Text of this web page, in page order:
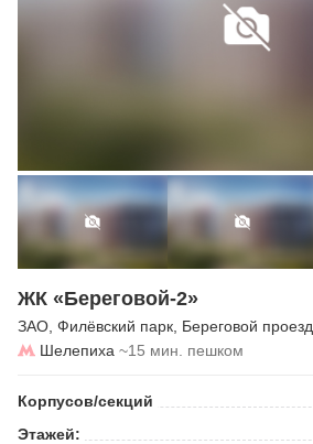
ЖК «Береговой-2»
ЗАО Филёвский парк Береговой проезд
Шелепиха ~15 мин. пешком
Корпусов/секций
Этажей: